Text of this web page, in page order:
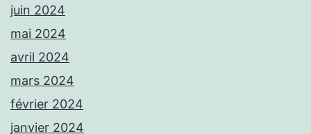
juin 2024
mai 2024
avril 2024
mars 2024
février 2024
janvier 2024